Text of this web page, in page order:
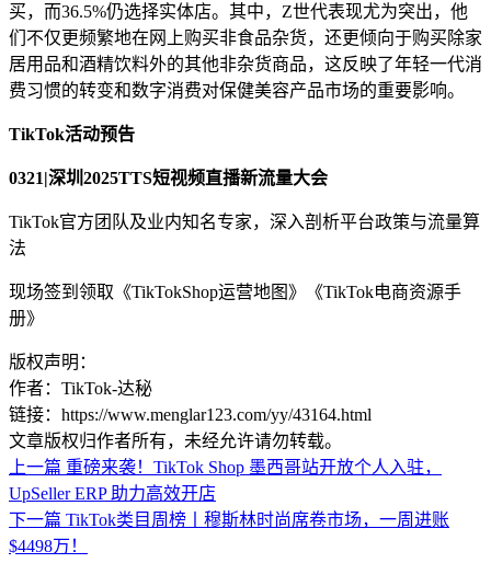
买，而36.5%仍选择实体店。其中，Z世代表现尤为突出，他
们不仅更频繁地在网上购买非食品杂货，还更倾向于购买除家
居用品和酒精饮料外的其他非杂货商品，这反映了年轻一代消
费习惯的转变和数字消费对保健美容产品市场的重要影响。
TikTok活动预告
0321|深圳2025TTS短视频直播新流量大会
TikTok官方团队及业内知名专家，深入剖析平台政策与流量算
法
现场签到领取《TikTokShop运营地图》《TikTok电商资源手
册》
版权声明：
作者：TikTok-达秘
链接：https://www.menglar123.com/yy/43164.html
文章版权归作者所有，未经允许请勿转载。
上一篇 重磅来袭！TikTok Shop 墨西哥站开放个人入驻，
UpSeller ERP 助力高效开店
下一篇 TikTok类目周榜丨穆斯林时尚席卷市场，一周进账
$4498万！